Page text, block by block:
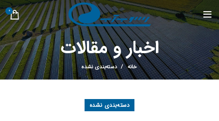
0
اخبار و مقالات
خانه دسته‌بندی نشده
دسته‌بندی نشده